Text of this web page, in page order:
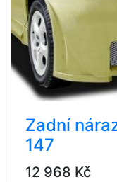
Zadní
147
12 968 Kč